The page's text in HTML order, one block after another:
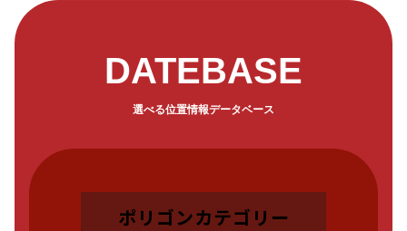
DATEBASE
選べる位置情報データベース
ポリゴンカテゴリー